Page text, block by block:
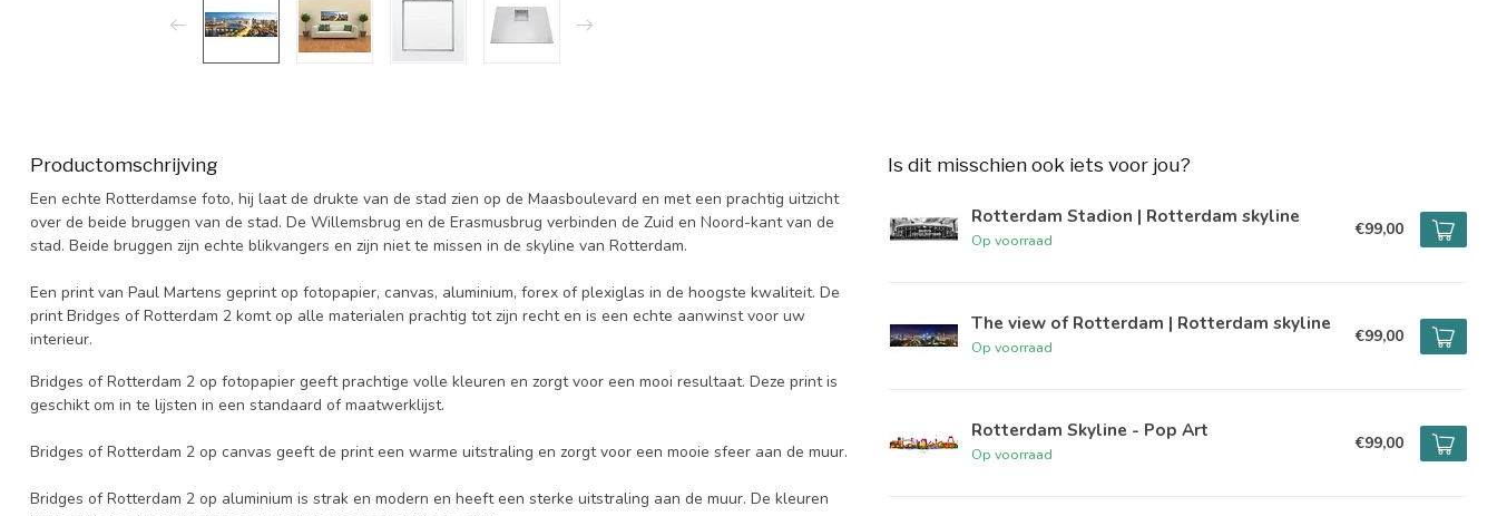
Productomschrijving
Een echte Rotterdamse foto, hij laat de drukte van de stad zien op de Maasboulevard en met een prachtig uitzicht
over de beide bruggen van de stad. De Willemsbrug en de Erasmusbrug verbinden de Zuid en Noord-kant van de
stad. Beide bruggen zijn echte blikvangers en zijn niet te missen in de skyline van Rotterdam.
Een print van Paul Martens geprint op fotopapier, canvas, aluminium, forex of plexiglas in de hoogste kwaliteit. De
print Bridges of Rotterdam 2 komt op alle materialen prachtig tot zijn recht en is een echte aanwinst voor uw
interieur.
Bridges of Rotterdam 2 op fotopapier geeft prachtige volle kleuren en zorgt voor een mooi resultaat. Deze print is
geschikt om in te lijsten in een standaard of maatwerklijst.
Bridges of Rotterdam 2 op canvas geeft de print een warme uitstraling en zorgt voor een mooie sfeer aan de muur.
Bridges of Rotterdam 2 op aluminium is strak en modern en heeft een sterke uitstraling aan de muur. De kleuren
Is dit misschien ook iets voor jou?
Rotterdam Stadion | Rotterdam skyline
Op voorraad
€99,00
The view of Rotterdam | Rotterdam skyline
Op voorraad
€99,00
Rotterdam Skyline - Pop Art
Op voorraad
€99,00